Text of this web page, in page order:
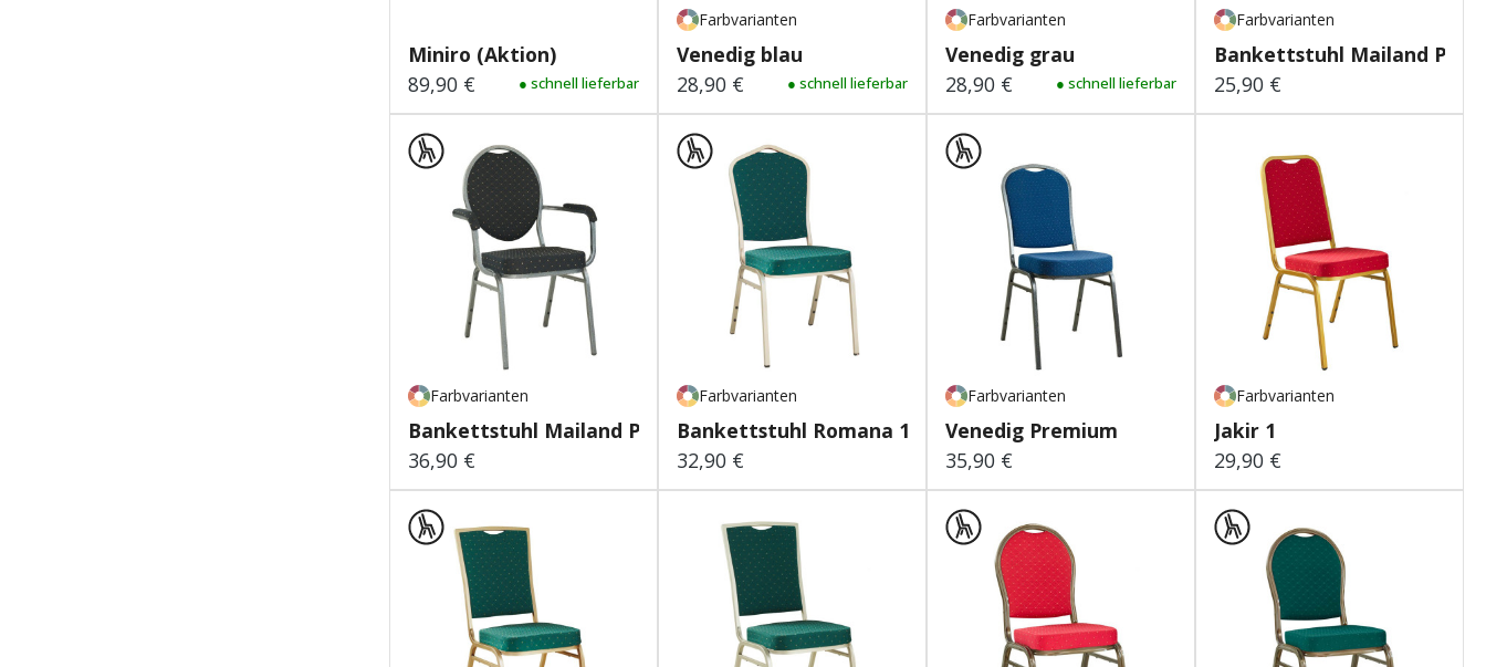
Miniro (Aktion)
Regulärer Preis:
89,90 € ● schnell lieferbar
Farbvarianten
Venedig blau
Regulärer Preis:
28,90 € ● schnell lieferbar
Farbvarianten
Venedig grau
Regulärer Preis:
28,90 € ● schnell lieferbar
Farbvarianten
Bankettstuhl Mailand
Regulärer Preis:
25,90 €
Farbvarianten
Bankettstuhl Mailand Premiu...
Regulärer Preis:
36,90 €
Farbvarianten
Bankettstuhl Romana 1 Premium
Regulärer Preis:
32,90 €
Farbvarianten
Venedig Premium
Regulärer Preis:
35,90 €
Farbvarianten
Jakir 1
Regulärer Preis:
29,90 €